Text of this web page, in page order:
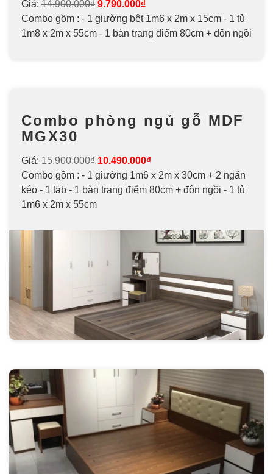
Giá: 14.900.000₫ 9.790.000₫
Combo gồm : - 1 giường bệt 1m6 x 2m x 15cm - 1 tủ
1m8 x 2m x 55cm - 1 bàn trang điểm 80cm + đôn ngồi
Combo phòng ngủ gỗ MDF
MGX30
Giá: 15.900.000₫ 10.490.000₫
Combo gồm : - 1 giường 1m6 x 2m x 30cm + 2 ngăn
kéo - 1 tab - 1 bàn trang điểm 80cm + đôn ngồi - 1 tủ
1m6 x 2m x 55cm